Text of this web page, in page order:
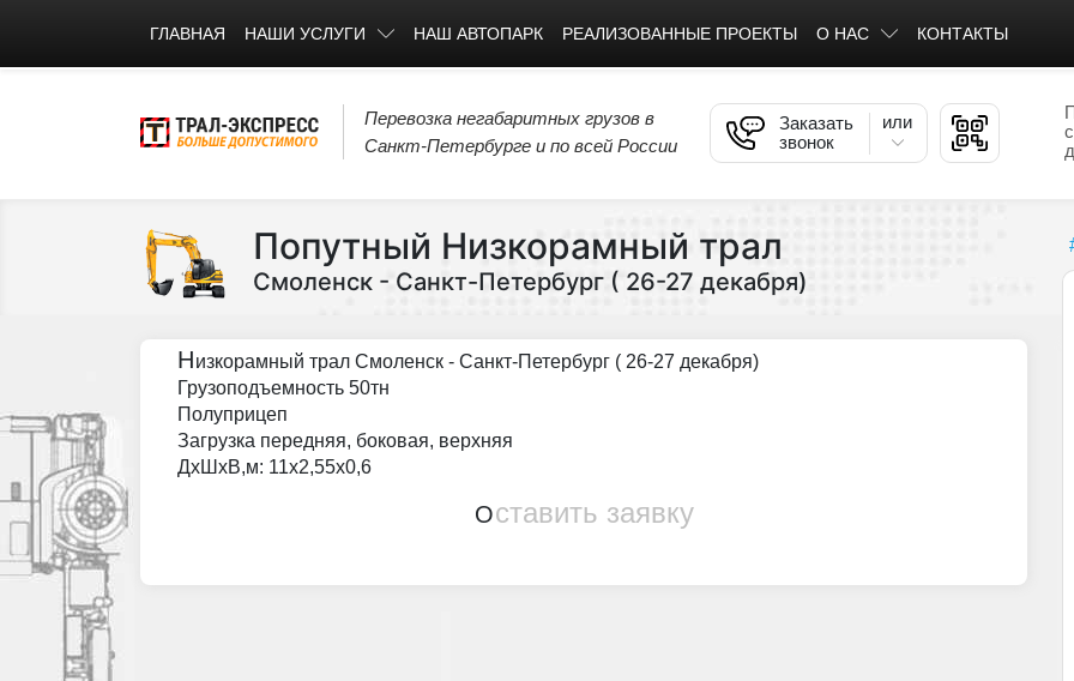
ГЛАВНАЯ НАШИ УСЛУГИ НАШ АВТОПАРК РЕАЛИЗОВАННЫЕ ПРОЕКТЫ О НАС КОНТАКТЫ
Перевозка негабаритных грузов в
Санкт-Петербурге и по всей России
Заказать
звонок
или
Попутный Низкорамный трал
Смоленск - Санкт-Петербург ( 26-27 декабря)
Низкорамный трал Смоленск - Санкт-Петербург ( 26-27 декабря)
Грузоподъемность 50тн
Полуприцеп
Загрузка передняя, боковая, верхняя
ДxШxВ,м: 11x2,55x0,6
Оставить заявку